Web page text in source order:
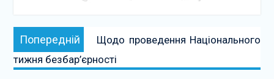
Навігація
записів
Попередній Попередній:
Щодо проведення Національного
тижня безбар’єрності